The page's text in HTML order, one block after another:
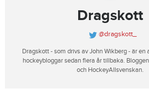
Dragskott
@dragskott_
Dragskott - som drivs av John Wikberg - är en
hockeybloggar sedan flera år tillbaka.
och HockeyAllsvenskan.